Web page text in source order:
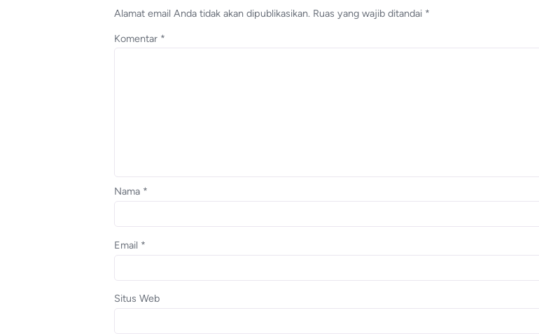
Alamat email Anda tidak akan dipublikasikan. Ruas yang wajib ditandai *
Komentar *
Nama *
Email *
Situs Web